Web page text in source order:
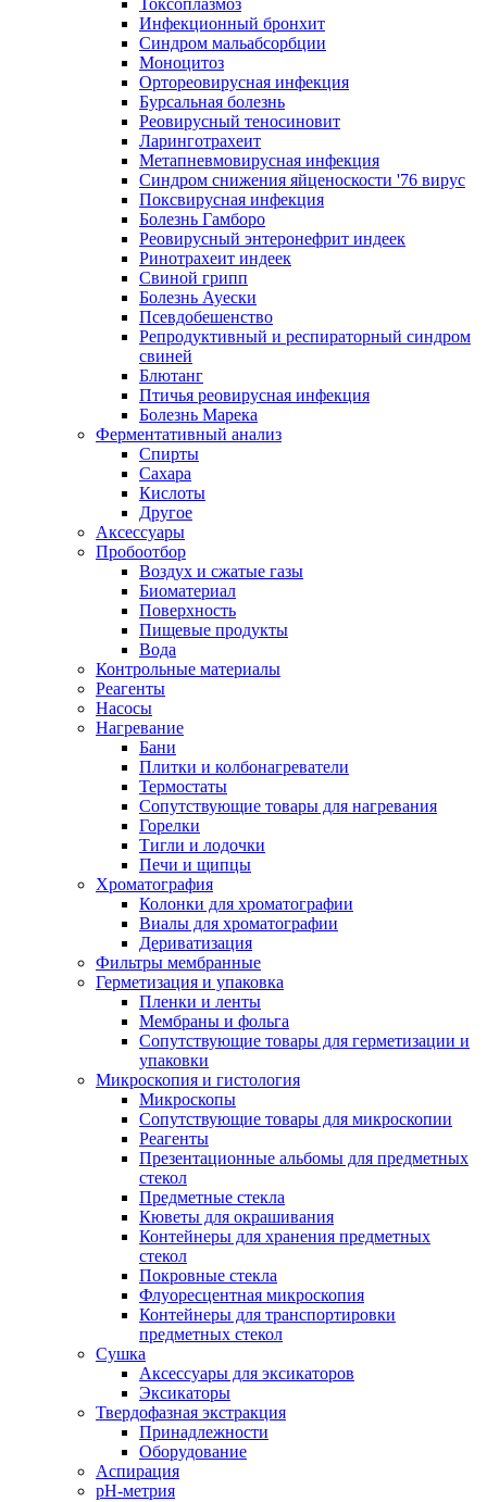
Токсоплазмоз
Инфекционный бронхит
Синдром мальабсорбции
Моноцитоз
Ортореовирусная инфекция
Бурсальная болезнь
Реовирусный теносиновит
Ларинготрахеит
Метапневмовирусная инфекция
Синдром снижения яйценоскости '76 вирус
Поксвирусная инфекция
Болезнь Гамборо
Реовирусный энтеронефрит индеек
Ринотрахеит индеек
Свиной грипп
Болезнь Ауески
Псевдобешенство
Репродуктивный и респираторный синдром
свиней
Блютанг
Птичья реовирусная инфекция
Болезнь Марека
Ферментативный анализ
Спирты
Сахара
Кислоты
Другое
Аксессуары
Пробоотбор
Воздух и сжатые газы
Биоматериал
Поверхность
Пищевые продукты
Вода
Контрольные материалы
Реагенты
Насосы
Нагревание
Бани
Плитки и колбонагреватели
Термостаты
Сопутствующие товары для нагревания
Горелки
Тигли и лодочки
Печи и щипцы
Хроматография
Колонки для хроматографии
Виалы для хроматографии
Дериватизация
Фильтры мембранные
Герметизация и упаковка
Пленки и ленты
Мембраны и фольга
Сопутствующие товары для герметизации и
упаковки
Микроскопия и гистология
Микроскопы
Сопутствующие товары для микроскопии
Реагенты
Презентационные альбомы для предметных
стекол
Предметные стекла
Кюветы для окрашивания
Контейнеры для хранения предметных
стекол
Покровные стекла
Флуоресцентная микроскопия
Контейнеры для транспортировки
предметных стекол
Сушка
Аксессуары для эксикаторов
Эксикаторы
Твердофазная экстракция
Принадлежности
Оборудование
Аспирация
pH-метрия